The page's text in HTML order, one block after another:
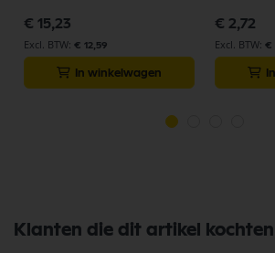
€ 15,23
€ 12,59
In winkelwagen
€ 2,72
€
Klanten die dit artikel